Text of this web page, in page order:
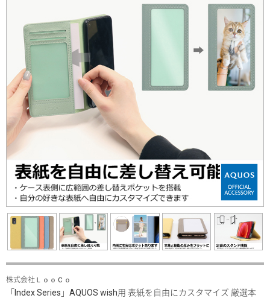
株式会社ＬｏｏＣｏ
「Index Series」AQUOS wish用 表紙を自由にカスタマイズ 厳選本